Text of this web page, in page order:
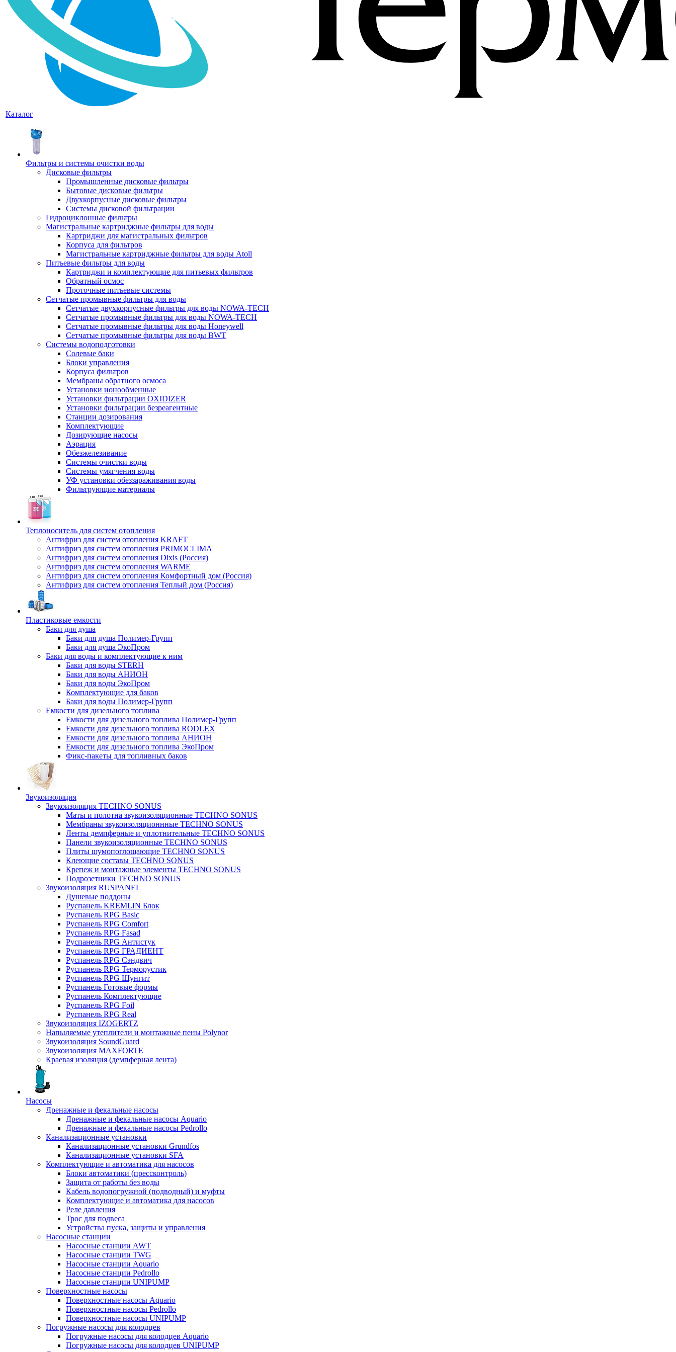
Каталог
Фильтры и системы очистки воды
Дисковые фильтры
Промышленные дисковые фильтры
Бытовые дисковые фильтры
Двухкорпусные дисковые фильтры
Системы дисковой фильтрации
Гидроциклонные фильтры
Магистральные картриджные фильтры для воды
Картриджи для магистральных фильтров
Корпуса для фильтров
Магистральные картриджные фильтры для воды Atoll
Питьевые фильтры для воды
Картриджи и комплектующие для питьевых фильтров
Обратный осмос
Проточные питьевые системы
Сетчатые промывные фильтры для воды
Сетчатые двухкорпусные фильтры для воды NOWA-TECH
Сетчатые промывные фильтры для воды NOWA-TECH
Сетчатые промывные фильтры для воды Honeywell
Сетчатые промывные фильтры для воды BWT
Системы водоподготовки
Солевые баки
Блоки управления
Корпуса фильтров
Мембраны обратного осмоса
Установки ионообменные
Установки фильтрации OXIDIZER
Установки фильтрации безреагентные
Станции дозирования
Комплектующие
Дозирующие насосы
Аэрация
Обезжелезивание
Системы очистки воды
Системы умягчения воды
УФ установки обеззараживания воды
Фильтрующие материалы
Теплоноситель для систем отопления
Антифриз для систем отопления KRAFT
Антифриз для систем отопления PRIMOCLIMA
Антифриз для систем отопления Dixis (Россия)
Антифриз для систем отопления WARME
Антифриз для систем отопления Комфортный дом (Россия)
Антифриз для систем отопления Теплый дом (Россия)
Пластиковые емкости
Баки для душа
Баки для душа Полимер-Групп
Баки для душа ЭкоПром
Баки для воды и комплектующие к ним
Баки для воды STERH
Баки для воды АНИОН
Баки для воды ЭкоПром
Комплектующие для баков
Баки для воды Полимер-Групп
Емкости для дизельного топлива
Емкости для дизельного топлива Полимер-Групп
Емкости для дизельного топлива RODLEX
Емкости для дизельного топлива АНИОН
Емкости для дизельного топлива ЭкоПром
Фикс-пакеты для топливных баков
Звукоизоляция
Звукоизоляция TECHNO SONUS
Маты и полотна звукоизоляционные TECHNO SONUS
Мембраны звукоизоляционнные TECHNO SONUS
Ленты демпферные и уплотнительные TECHNO SONUS
Панели звукоизоляционные TECHNO SONUS
Плиты шумопоглощающие TECHNO SONUS
Клеющие составы TECHNO SONUS
Крепеж и монтажные элементы TECHNO SONUS
Подрозетники TECHNO SONUS
Звукоизоляция RUSPANEL
Душевые поддоны
Руспанель KREMLIN Блок
Руспанель RPG Basic
Руспанель RPG Comfort
Руспанель RPG Fasad
Руспанель RPG Антистук
Руспанель RPG ГРАДИЕНТ
Руспанель RPG Сэндвич
Руспанель RPG Терморустик
Руспанель RPG Шунгит
Руспанель Готовые формы
Руспанель Комплектующие
Руспанель RPG Foil
Руспанель RPG Real
Звукоизоляция IZOGERTZ
Напыляемые утеплители и монтажные пены Polynor
Звукоизоляция SoundGuard
Звукоизоляция MAXFORTE
Краевая изоляция (демпферная лента)
Насосы
Дренажные и фекальные насосы
Дренажные и фекальные насосы Aquario
Дренажные и фекальные насосы Pedrollo
Канализационные установки
Канализационные установки Grundfos
Канализационные установки SFA
Комплектующие и автоматика для насосов
Блоки автоматики (прессконтроль)
Защита от работы без воды
Кабель водопогружной (подводный) и муфты
Комплектующие и автоматика для насосов
Реле давления
Трос для подвеса
Устройства пуска, защиты и управления
Насосные станции
Насосные станции AWT
Насосные станции TWG
Насосные станции Aquario
Насосные станции Pedrollo
Насосные станции UNIPUMP
Поверхностные насосы
Поверхностные насосы Aquario
Поверхностные насосы Pedrollo
Поверхностные насосы UNIPUMP
Погружные насосы для колодцев
Погружные насосы для колодцев Aquario
Погружные насосы для колодцев UNIPUMP